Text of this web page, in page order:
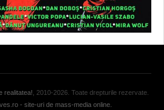
realitatea! , 2010-2026. Toate drepturile rezervate.
- site-uri de mass-media online.